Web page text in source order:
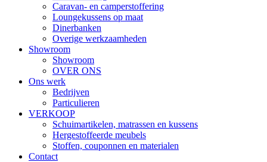
Caravan- en camperstoffering
Loungekussens op maat
Dinerbanken
Overige werkzaamheden
Showroom
Showroom
OVER ONS
Ons werk
Bedrijven
Particulieren
VERKOOP
Schuimartikelen, matrassen en kussens
Hergestoffeerde meubels
Stoffen, couponnen en materialen
Contact